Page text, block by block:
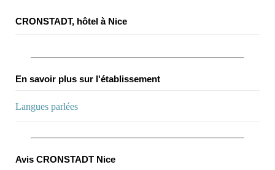
CRONSTADT, hôtel à Nice
En savoir plus sur l'établissement
Langues parlées
Avis CRONSTADT Nice